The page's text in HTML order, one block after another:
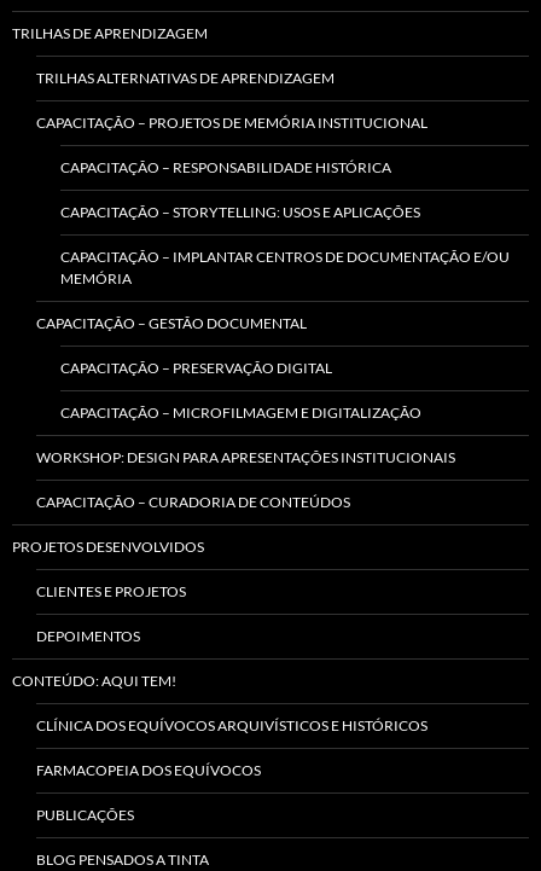
TRILHAS DE APRENDIZAGEM
TRILHAS ALTERNATIVAS DE APRENDIZAGEM
CAPACITAÇÃO – PROJETOS DE MEMÓRIA INSTITUCIONAL
CAPACITAÇÃO – RESPONSABILIDADE HISTÓRICA
CAPACITAÇÃO – STORYTELLING: USOS E APLICAÇÕES
CAPACITAÇÃO – IMPLANTAR CENTROS DE DOCUMENTAÇÃO E/OU
MEMÓRIA
CAPACITAÇÃO – GESTÃO DOCUMENTAL
CAPACITAÇÃO – PRESERVAÇÃO DIGITAL
CAPACITAÇÃO – MICROFILMAGEM E DIGITALIZAÇÃO
WORKSHOP: DESIGN PARA APRESENTAÇÕES INSTITUCIONAIS
CAPACITAÇÃO – CURADORIA DE CONTEÚDOS
PROJETOS DESENVOLVIDOS
CLIENTES E PROJETOS
DEPOIMENTOS
CONTEÚDO: AQUI TEM!
CLÍNICA DOS EQUÍVOCOS ARQUIVÍSTICOS E HISTÓRICOS
FARMACOPEIA DOS EQUÍVOCOS
PUBLICAÇÕES
BLOG PENSADOS A TINTA